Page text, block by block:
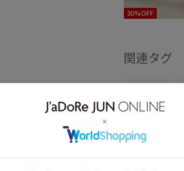
30%OFF
関連タグ
スポーツミックス
ニット/セーター
GGM26250